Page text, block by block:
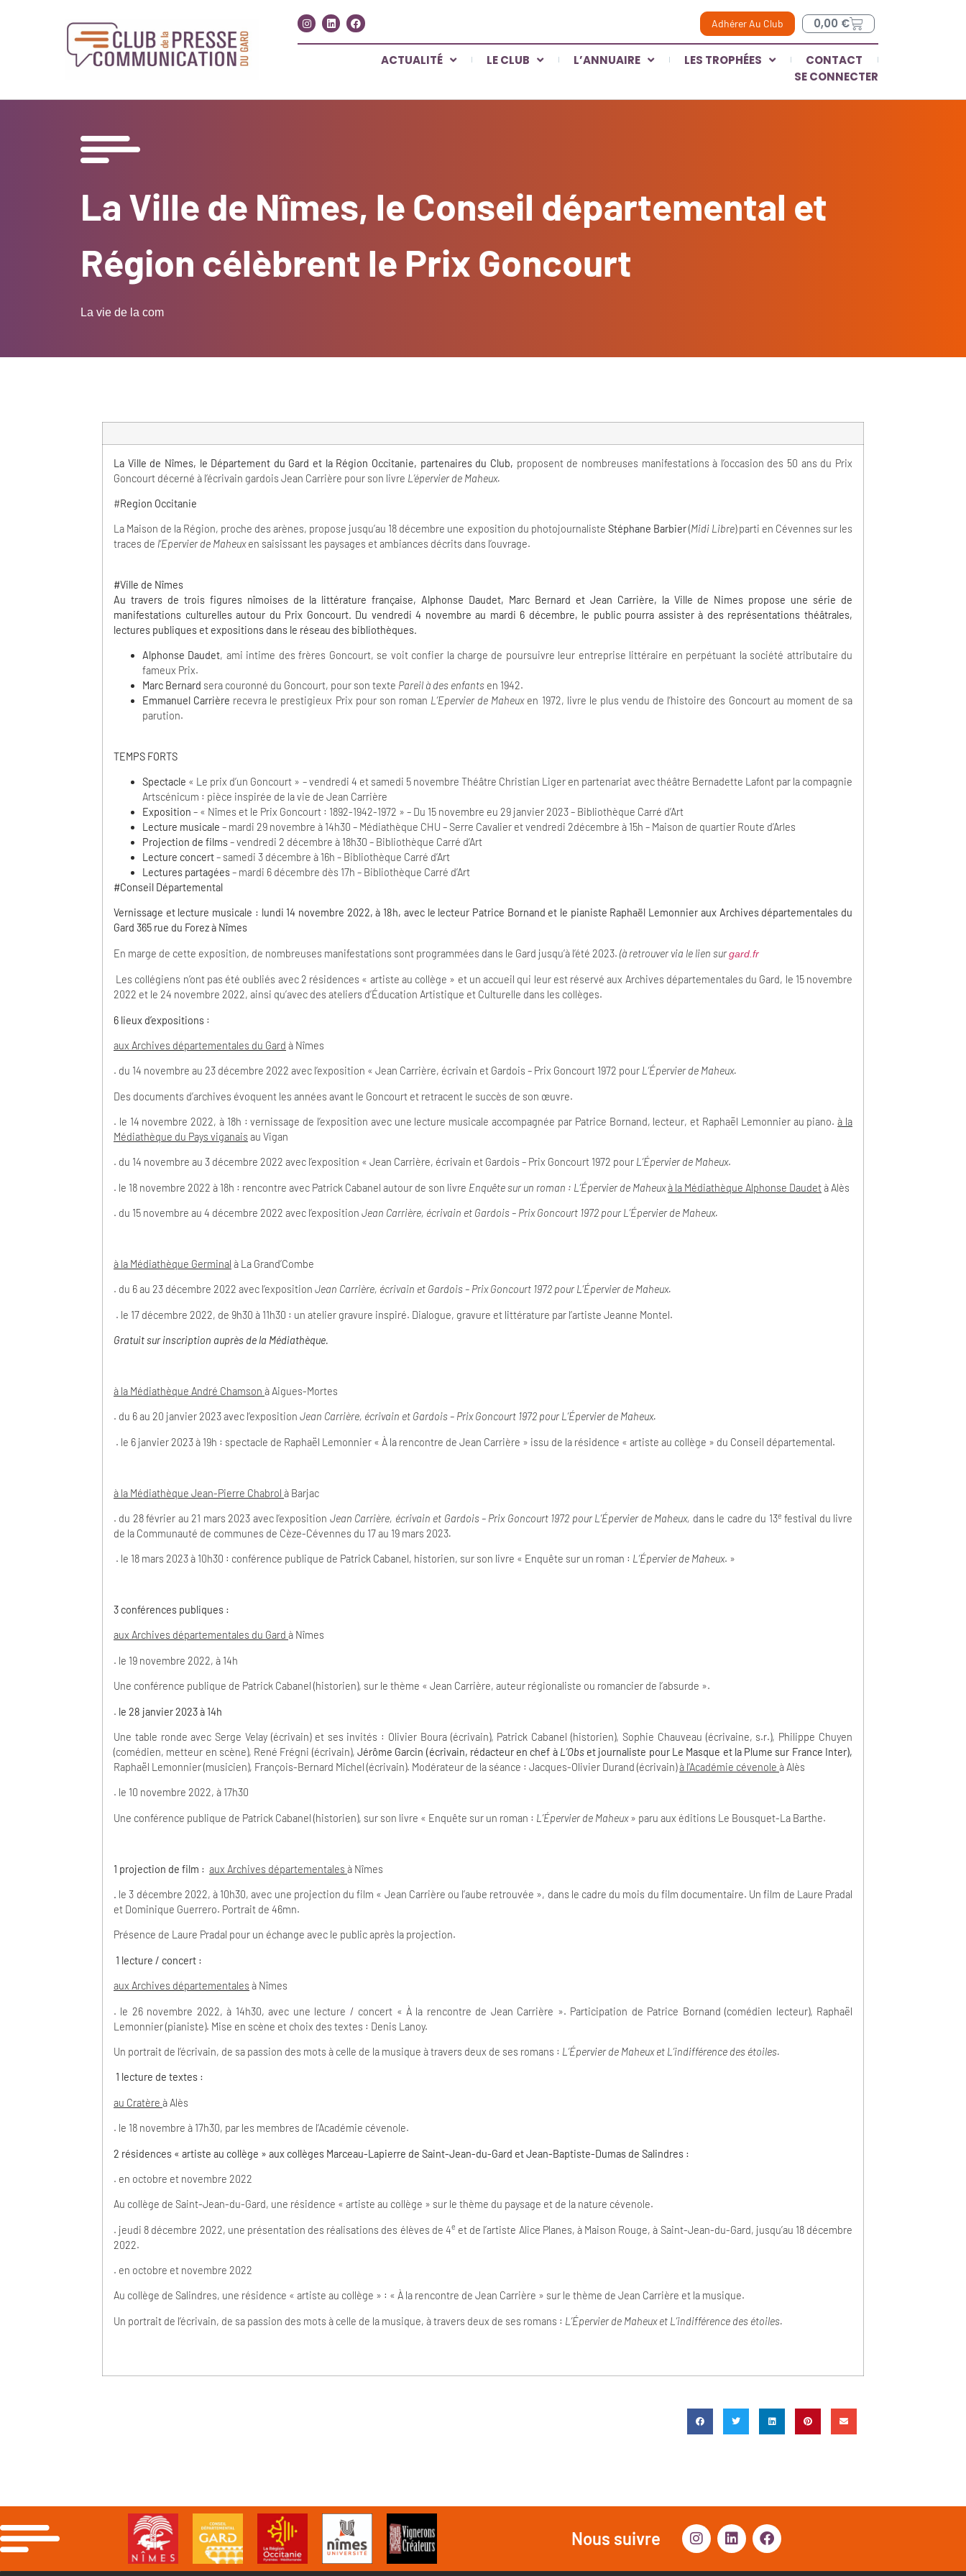
Adhérer Au Club 0,00 €
ACTUALITÉ LE CLUB L’ANNUAIRE LES TROPHÉES
CONTACT
SE CONNECTER
La Ville de Nîmes, le Conseil départemental et
Région célèbrent le Prix Goncourt
La vie de la com
La Ville de Nîmes, le Département du Gard et la Région Occitanie, partenaires du Club, proposent de nombreuses manifestations à l’occasion des 50 ans du Prix
Goncourt décerné à l’écrivain gardois Jean Carrière pour son livre L’épervier de Maheux.
#Region Occitanie
La Maison de la Région, proche des arènes, propose jusqu’au 18 décembre une exposition du photojournaliste Stéphane Barbier(Midi Libre) parti en Cévennes sur les
traces de l’Epervier de Maheuxen saisissant les paysages et ambiances décrits dans l’ouvrage.
#Ville de Nîmes
Au travers de trois figures nîmoises de la littérature française, Alphonse Daudet, Marc Bernard et Jean Carrière, la Ville de Nimes propose une série de
manifestations culturelles autour du Prix Goncourt. Du vendredi 4 novembre au mardi 6 décembre, le public pourra assister à des représentations théâtrales,
lectures publiques et expositions dans le réseau des bibliothèques.
Alphonse Daudet, ami intime des frères Goncourt, se voit confier la charge de poursuivre leur entreprise littéraire en perpétuant la société attributaire du
fameux Prix.
Marc Bernard sera couronné du Goncourt, pour son texte Pareil à des enfants en 1942.
Emmanuel Carrière recevra le prestigieux Prix pour son roman L’Epervier de Maheuxen 1972, livre le plus vendu de l’histoire des Goncourt au moment de sa
parution.
TEMPS FORTS
Spectacle « Le prix d’un Goncourt » – vendredi 4 et samedi 5 novembre Théâtre Christian Liger en partenariat avec théâtre Bernadette Lafont par la compagnie
Artscénicum : pièce inspirée de la vie de Jean Carrière
Exposition – « Nîmes et le Prix Goncourt : 1892-1942-1972 » – Du 15 novembre eu 29 janvier 2023 – Bibliothèque Carré d’Art
Lecture musicale – mardi 29 novembre à 14h30 – Médiathèque CHU – Serre Cavalier et vendredi 2décembre à 15h – Maison de quartier Route d’Arles
Projection de films– vendredi 2 décembre à 18h30 – Bibliothèque Carré d’Art
Lecture concert– samedi 3 décembre à 16h – Bibliothèque Carré d’Art
Lectures partagées– mardi 6 décembre dès 17h – Bibliothèque Carré d’Art
#Conseil Départemental
Vernissage et lecture musicale : lundi 14 novembre 2022, à 18h, avec le lecteur Patrice Bornand et le pianiste Raphaël Lemonnier aux Archives départementales du
Gard 365 rue du Forez à Nîmes
En marge de cette exposition, de nombreuses manifestations sont programmées dans le Gard jusqu’à l’été 2023. (à retrouver via le lien surgard.fr
Les collégiens n’ont pas été oubliés avec 2 résidences « artiste au collège » et un accueil qui leur est réservé aux Archives départementales du Gard, le 15 novembre
2022 et le 24 novembre 2022, ainsi qu’avec des ateliers d’Éducation Artistique et Culturelle dans les collèges.
6 lieux d’expositions :
aux Archives départementales du Gard à Nîmes
. du 14 novembre au 23 décembre 2022 avec l’exposition « Jean Carrière, écrivain et Gardois – Prix Goncourt 1972 pour L’Épervier de Maheux.
Des documents d’archives évoquent les années avant le Goncourt et retracent le succès de son œuvre.
. le 14 novembre 2022, à 18h : vernissage de l’exposition avec une lecture musicale accompagnée par Patrice Bornand, lecteur, et Raphaël Lemonnier au piano.à la
Médiathèque du Pays viganais au Vigan
. du 14 novembre au 3 décembre 2022 avec l’exposition « Jean Carrière, écrivain et Gardois – Prix Goncourt 1972 pour L’Épervier de Maheux.
. le 18 novembre 2022 à 18h : rencontre avec Patrick Cabanel autour de son livre Enquête sur un roman : L’Épervier de Maheuxà la Médiathèque Alphonse Daudetà Alès
. du 15 novembre au 4 décembre 2022 avec l’exposition Jean Carrière, écrivain et Gardois – Prix Goncourt 1972 pour L’Épervier de Maheux.
à la Médiathèque Germinal à La Grand’Combe
. du 6 au 23 décembre 2022 avec l’exposition Jean Carrière, écrivain et Gardois – Prix Goncourt 1972 pour L’Épervier de Maheux.
. le 17 décembre 2022, de 9h30 à 11h30 : un atelier gravure inspiré. Dialogue, gravure et littérature par l’artiste Jeanne Montel.
Gratuit sur inscription auprès de la Médiathèque.
à la Médiathèque André Chamson à Aigues-Mortes
. du 6 au 20 janvier 2023 avec l’exposition Jean Carrière, écrivain et Gardois – Prix Goncourt 1972 pour L’Épervier de Maheux.
. le 6 janvier 2023 à 19h : spectacle de Raphaël Lemonnier « À la rencontre de Jean Carrière » issu de la résidence « artiste au collège » du Conseil départemental.
à la Médiathèque Jean-Pierre Chabrol à Barjac
. du 28 février au 21 mars 2023 avec l’exposition Jean Carrière, écrivain et Gardois – Prix Goncourt 1972 pour L’Épervier de Maheux, dans le cadre du 13e festival du livre
de la Communauté de communes de Cèze-Cévennes du 17 au 19 mars 2023.
. le 18 mars 2023 à 10h30 : conférence publique de Patrick Cabanel, historien, sur son livre « Enquête sur un roman : L’Épervier de Maheux. »
3 conférences publiques :
aux Archives départementales du Gard à Nîmes
. le 19 novembre 2022, à 14h
Une conférence publique de Patrick Cabanel (historien), sur le thème « Jean Carrière, auteur régionaliste ou romancier de l’absurde ».
. le 28 janvier 2023 à 14h
Une table ronde avec Serge Velay (écrivain) et ses invités : Olivier Boura (écrivain), Patrick Cabanel (historien), Sophie Chauveau (écrivaine, s.r.), Philippe Chuyen
(comédien, metteur en scène), René Frégni (écrivain), Jérôme Garcin (écrivain, rédacteur en chef à L’Obset journaliste pour Le Masque et la Plume sur France Inter),
Raphaël Lemonnier (musicien), François-Bernard Michel (écrivain). Modérateur de la séance : Jacques-Olivier Durand (écrivain)à l’Académie cévenole à Alès
. le 10 novembre 2022, à 17h30
Une conférence publique de Patrick Cabanel (historien), sur son livre « Enquête sur un roman : L’Épervier de Maheux» paru aux éditions Le Bousquet-La Barthe.
1 projection de film : aux Archives départementales à Nîmes
. le 3 décembre 2022, à 10h30, avec une projection du film « Jean Carrière ou l’aube retrouvée », dans le cadre du mois du film documentaire. Un film de Laure Pradal
et Dominique Guerrero. Portrait de 46mn.
Présence de Laure Pradal pour un échange avec le public après la projection.
1 lecture / concert :
aux Archives départementales à Nîmes
. le 26 novembre 2022, à 14h30, avec une lecture / concert « À la rencontre de Jean Carrière ». Participation de Patrice Bornand (comédien lecteur), Raphaël
Lemonnier (pianiste). Mise en scène et choix des textes : Denis Lanoy.
Un portrait de l’écrivain, de sa passion des mots à celle de la musique à travers deux de ses romans : L’Épervier de Maheux et L’indifférence des étoiles.
1 lecture de textes :
au Cratère à Alès
. le 18 novembre à 17h30, par les membres de l’Académie cévenole.
2 résidences « artiste au collège » aux collèges Marceau-Lapierre de Saint-Jean-du-Gard et Jean-Baptiste-Dumas de Salindres :
. en octobre et novembre 2022
Au collège de Saint-Jean-du-Gard, une résidence « artiste au collège » sur le thème du paysage et de la nature cévenole.
. jeudi 8 décembre 2022, une présentation des réalisations des élèves de 4e et de l’artiste Alice Planes, à Maison Rouge, à Saint-Jean-du-Gard, jusqu’au 18 décembre
2022.
. en octobre et novembre 2022
Au collège de Salindres, une résidence « artiste au collège » : « À la rencontre de Jean Carrière » sur le thème de Jean Carrière et la musique.
Un portrait de l’écrivain, de sa passion des mots à celle de la musique, à travers deux de ses romans : L’Épervier de Maheuxet L’indifférence des étoiles.
Nous suivre